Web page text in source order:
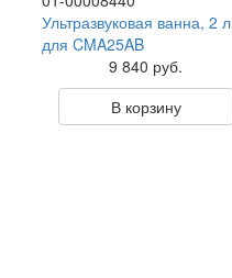
Ультразвуковая ванна, 2 л
для CMA25AB
9 840 руб.
В корзину